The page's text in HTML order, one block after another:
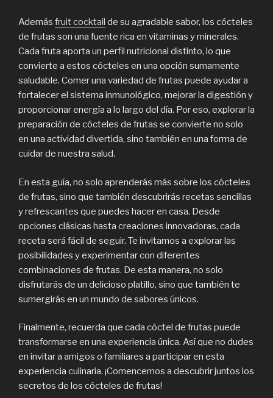
Además fruit cocktail de su agradable sabor, los cócteles
de frutas son una fuente rica en vitaminas y minerales.
Cada fruta aporta un perfil nutricional distinto, lo que
convierte a estos cócteles en una opción sumamente
saludable. Comer una variedad de frutas puede ayudar a
fortalecer el sistema inmunológico, mejorar la digestión y
proporcionar energía a lo largo del día. Por eso, explorar la
preparación de cócteles de frutas se convierte no solo
en una actividad divertida, sino también en una forma de
cuidar de nuestra salud.
En esta guía, no solo aprenderás más sobre los cócteles
de frutas, sino que también descubrirás recetas sencillas
y refrescantes que puedes hacer en casa. Desde
opciones clásicas hasta creaciones innovadoras, cada
receta será fácil de seguir. Te invitamos a explorar las
posibilidades y experimentar con diferentes
combinaciones de frutas. De esta manera, no solo
disfrutarás de un delicioso platillo, sino que también te
sumergirás en un mundo de sabores únicos.
Finalmente, recuerda que cada cóctel de frutas puede
transformarse en una experiencia única. Así que no dudes
en invitar a amigos o familiares a participar en esta
experiencia culinaria. ¡Comencemos a descubrir juntos los
secretos de los cócteles de frutas!